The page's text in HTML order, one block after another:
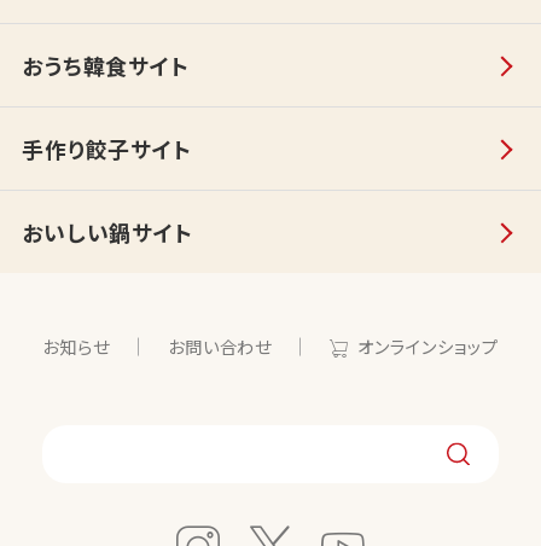
おうち韓食サイト
手作り餃子サイト
おいしい鍋サイト
お知らせ お問い合わせ オンラインショップ